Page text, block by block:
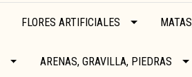
FLORES ARTIFICIALES
ARENAS, GRAVILLA, PIEDRAS